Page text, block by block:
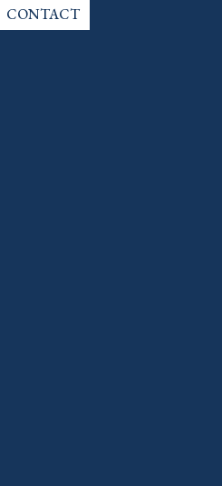
CONTACT